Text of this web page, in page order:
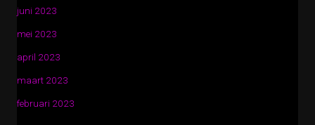
juni 2023
mei 2023
april 2023
maart 2023
februari 2023